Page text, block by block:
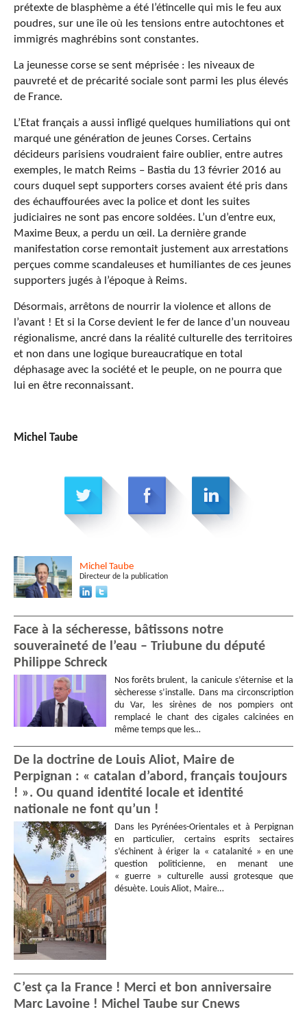
prétexte de blasphème a été l’étincelle qui mis le feu aux
poudres, sur une île où les tensions entre autochtones et
immigrés maghrébins sont constantes.
La jeunesse corse se sent méprisée : les niveaux de
pauvreté et de précarité sociale sont parmi les plus élevés
de France.
L’Etat français a aussi infligé quelques humiliations qui ont
marqué une génération de jeunes Corses. Certains
décideurs parisiens voudraient faire oublier, entre autres
exemples, le match Reims – Bastia du 13 février 2016 au
cours duquel sept supporters corses avaient été pris dans
des échauffourées avec la police et dont les suites
judiciaires ne sont pas encore soldées. L’un d’entre eux,
Maxime Beux, a perdu un œil. La dernière grande
manifestation corse remontait justement aux arrestations
perçues comme scandaleuses et humiliantes de ces jeunes
supporters jugés à l’époque à Reims.
Désormais, arrêtons de nourrir la violence et allons de
l’avant ! Et si la Corse devient le fer de lance d’un nouveau
régionalisme, ancré dans la réalité culturelle des territoires
et non dans une logique bureaucratique en total
déphasage avec la société et le peuple, on ne pourra que
lui en être reconnaissant.
Michel Taube
Michel Taube
Directeur de la publication
Face à la sécheresse, bâtissons notre
souveraineté de l’eau – Triubune du député
Philippe Schreck
Nos forêts brulent, la canicule s’éternise et la
sècheresse s’installe. Dans ma circonscription
du Var, les sirènes de nos pompiers ont
remplacé le chant des cigales calcinées en
même temps que les…
De la doctrine de Louis Aliot, Maire de
Perpignan : « catalan d’abord, français toujours
! ». Ou quand identité locale et identité
nationale ne font qu’un !
Dans les Pyrénées-Orientales et à Perpignan
en particulier, certains esprits sectaires
s’échinent à ériger la « catalanité » en une
question politicienne, en menant une
« guerre » culturelle aussi grotesque que
désuète. Louis Aliot, Maire…
C’est ça la France ! Merci et bon anniversaire
Marc Lavoine ! Michel Taube sur Cnews